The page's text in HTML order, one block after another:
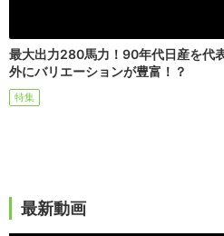
最大出力280馬力！90年代日産を代
外にバリエーションが豊富！？
特集
最新動画